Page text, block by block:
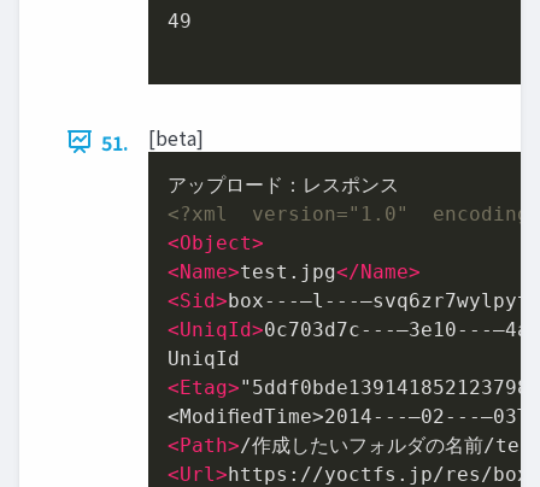
49
51. [beta]
<?xml  version="1.0"
<Object>
<Name>test.jpg</Name>
<Sid>box-‐‑‒l-
<UniqId>0c703d7c-‐‑‒3e10-
<Etag>
<Path>/作成したいフォルダの名前/
<Url>https://yoctfs.jp/res/box-